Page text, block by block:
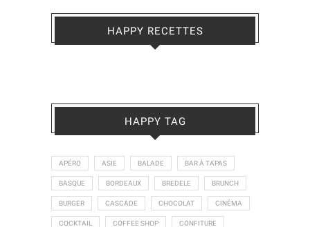
HAPPY RECETTES
HAPPY TAG
APÉRO ASIE BALADE BAR À TAPAS
BASQUE BORDEAUX BREDELE BRUNCH
BURGER CASCADE CHOCOLAT CINÉMA
COCKTAIL COFFEE SHOP CONFITURE